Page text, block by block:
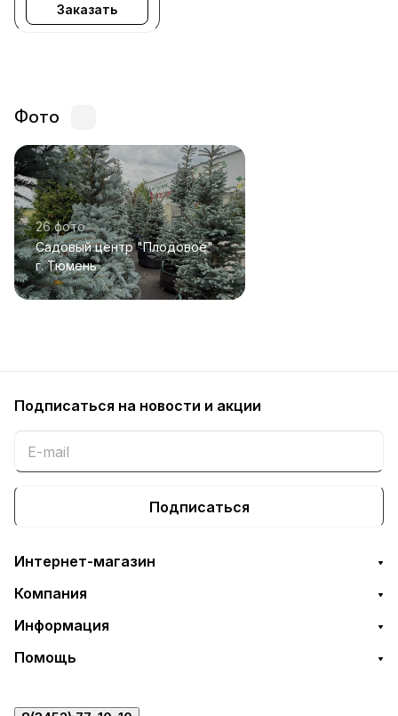
Заказать
Фото
26 фото
Садовый центр "Плодовое"
г. Тюмень
Подписаться на новости и акции
Подписаться
Интернет-магазин
Компания
Информация
Помощь